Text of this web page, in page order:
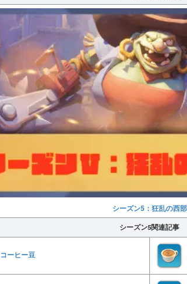
シーズン5：狂乱の西部
シーズン5関連記事
コーヒー豆